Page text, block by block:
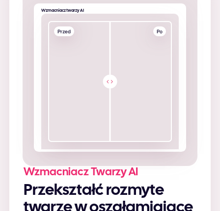
Wzmacniacz Twarzy AI
Przekształć rozmyte
twarze w oszałamiające
Wzmacniacz twarzy AI
Przed Po